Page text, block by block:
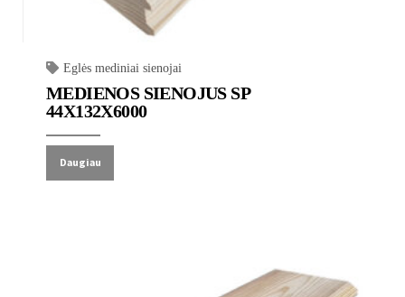
Eglės mediniai sienojai
MEDIENOS SIENOJUS SP
44X132X6000
Daugiau